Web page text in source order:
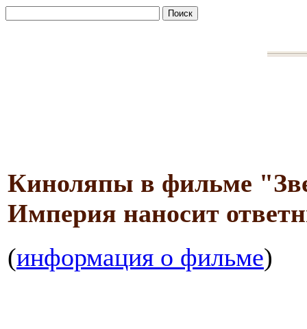
Киноляпы в фильме
Империя наносит
(информация о фильме)